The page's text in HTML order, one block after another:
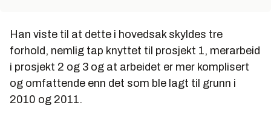
Han viste til at dette i hovedsak skyldes tre
forhold, nemlig tap knyttet til prosjekt 1, merarbeid
i prosjekt 2 og 3 og at arbeidet er mer komplisert
og omfattende enn det som ble lagt til grunn i
2010 og 2011.